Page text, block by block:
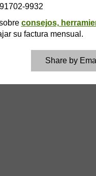
9932
consejos,
su factura mensual.
Share by